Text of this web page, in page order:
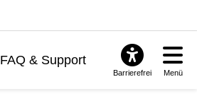
FAQ & Support
Barrierefrei Menü